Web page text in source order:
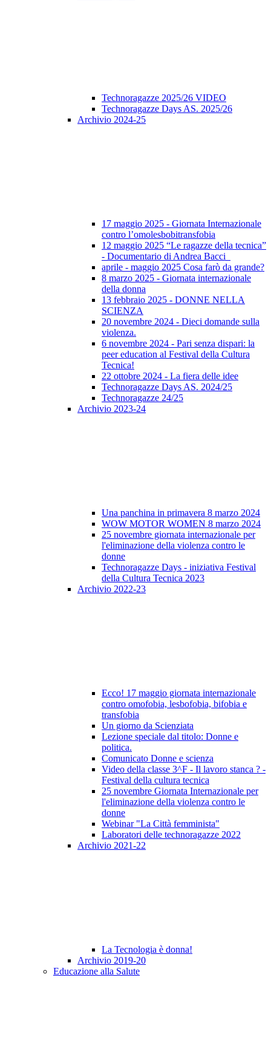
Technoragazze 2025/26 VIDEO
Technoragazze Days AS. 2025/26
Archivio 2024-25
17 maggio 2025 - Giornata Internazionale
contro l’omolesbobitransfobia
12 maggio 2025 “Le ragazze della tecnica”
- Documentario di Andrea Bacci
aprile - maggio 2025 Cosa farò da grande?
8 marzo 2025 - Giornata internazionale
della donna
13 febbraio 2025 - DONNE NELLA
SCIENZA
20 novembre 2024 - Dieci domande sulla
violenza.
6 novembre 2024 - Pari senza dispari: la
peer education al Festival della Cultura
Tecnica!
22 ottobre 2024 - La fiera delle idee
Technoragazze Days AS. 2024/25
Technoragazze 24/25
Archivio 2023-24
Una panchina in primavera 8 marzo 2024
WOW MOTOR WOMEN 8 marzo 2024
25 novembre giornata internazionale per
l'eliminazione della violenza contro le
donne
Technoragazze Days - iniziativa Festival
della Cultura Tecnica 2023
Archivio 2022-23
Ecco! 17 maggio giornata internazionale
contro omofobia, lesbofobia, bifobia e
transfobia
Un giorno da Scienziata
Lezione speciale dal titolo: Donne e
politica.
Comunicato Donne e scienza
Video della classe 3^F - Il lavoro stanca ? -
Festival della cultura tecnica
25 novembre Giornata Internazionale per
l'eliminazione della violenza contro le
donne
Webinar "La Città femminista"
Laboratori delle technoragazze 2022
Archivio 2021-22
La Tecnologia è donna!
Archivio 2019-20
Educazione alla Salute